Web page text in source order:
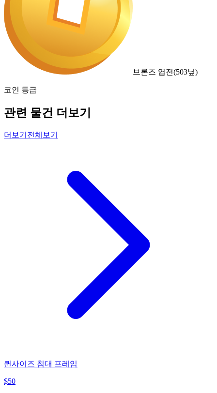
브론즈 엽전(503닢)
코인 등급
관련 물건 더보기
더보기 전체보기
퀸사이즈 침대 프레임
$50